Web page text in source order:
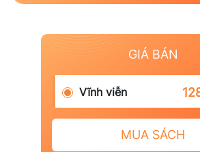
GIÁ BÁN
Vĩnh viễn
MUA SÁCH